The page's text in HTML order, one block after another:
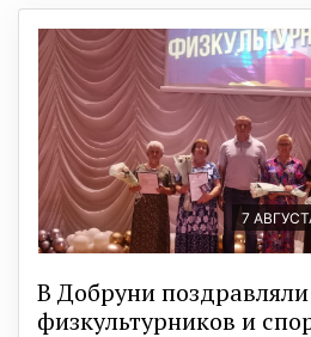
7
В Добруни поздравляли
физкультурников и